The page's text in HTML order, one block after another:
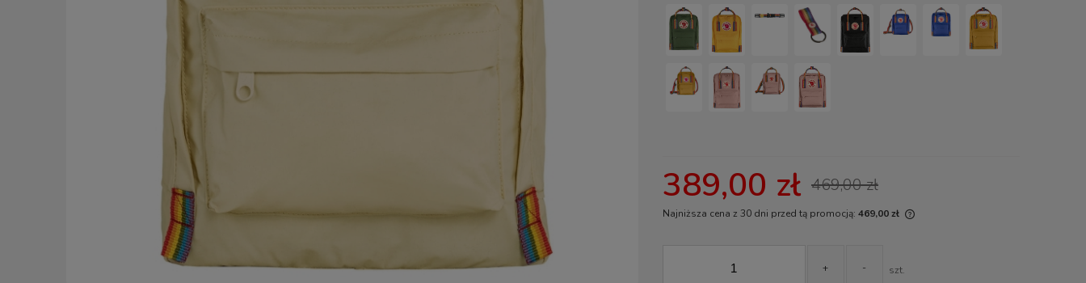
389,00 zł 469,00 zł
Najniższa cena z 30 dni przed tą promocją: 469,00 zł
30 dni, wyświetlana jest najniższa cena od
+ - szt.